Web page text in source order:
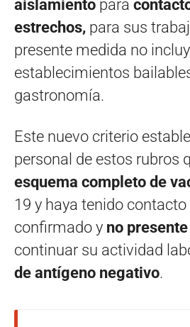
aislamiento para
estrechos, para sus
presente medida no
establecimientos
gastronomía.
Este nuevo criterio
personal de estos rubros
esquema completo de
19 y haya tenido
confirmado y no
continuar su actividad
de antígeno negativo.